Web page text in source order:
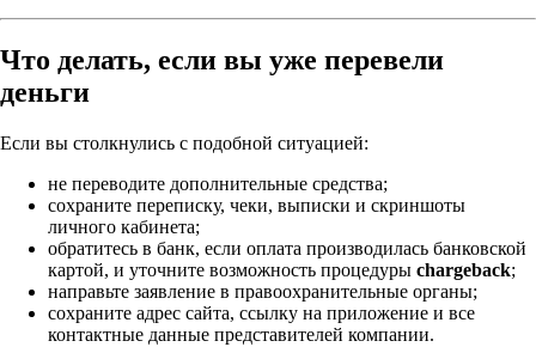
Что делать, если вы уже перевели
деньги
Если вы столкнулись с подобной ситуацией:
не переводите дополнительные средства;
сохраните переписку, чеки, выписки и скриншоты
личного кабинета;
обратитесь в банк, если оплата производилась банковской
картой, и уточните возможность процедуры chargeback;
направьте заявление в правоохранительные органы;
сохраните адрес сайта, ссылку на приложение и все
контактные данные представителей компании.